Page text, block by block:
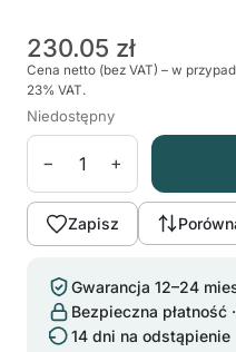
230.05 zł
Cena netto (bez VAT) – w
23% VAT.
Niedostępny
− +
Zapisz
Gwarancja 12–24
Bezpieczna płatność
14 dni na odstąpienie